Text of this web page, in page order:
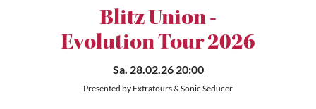
Blitz Union -
Evolution Tour 2026
Sa. 28.02.26 20:00
Presented by Extratours & Sonic Seducer